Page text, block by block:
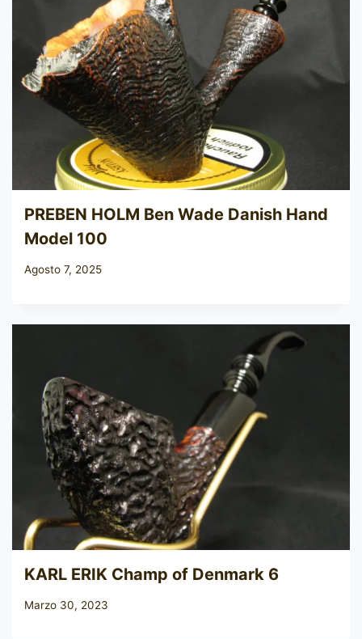
PREBEN HOLM Ben Wade Danish Hand
Model 100
Agosto 7, 2025
KARL ERIK Champ of Denmark 6
Marzo 30, 2023